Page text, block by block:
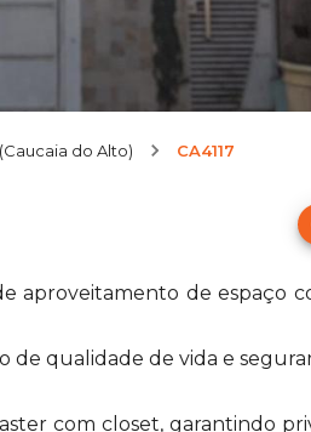
do Alto) CA4117
aproveitamento de espaço
de qualidade de vida e
com closet, garantindo